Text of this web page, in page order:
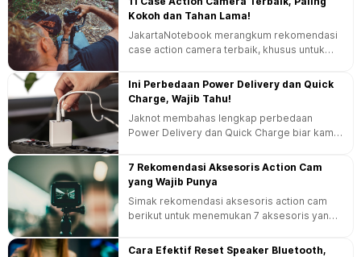
Kokoh dan Tahan Lama!
JakartaNotebook merangkum rekomendasi
case action camera terbaik, khusus untuk
momen di berbagai keadaan!
Ini Perbedaan Power Delivery dan Quick
Charge, Wajib Tahu!
Jaknot membahas lengkap perbedaan
Power Delivery dan Quick Charge biar kamu
perangkat!
7 Rekomendasi Aksesoris Action Cam
yang Wajib Punya
Simak rekomendasi aksesoris action cam
berikut untuk menemukan 7 aksesoris yang
direkam dengan lebih optimal.
Cara Efektif Reset Speaker Bluetooth,